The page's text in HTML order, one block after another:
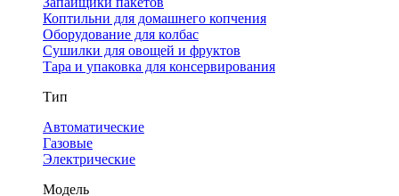
Коптильни для домашнего копчения
Оборудование для колбас
Сушилки для овощей и фруктов
Тара и упаковка для консервирования
Тип
Автоматические
Газовые
Электрические
Модель